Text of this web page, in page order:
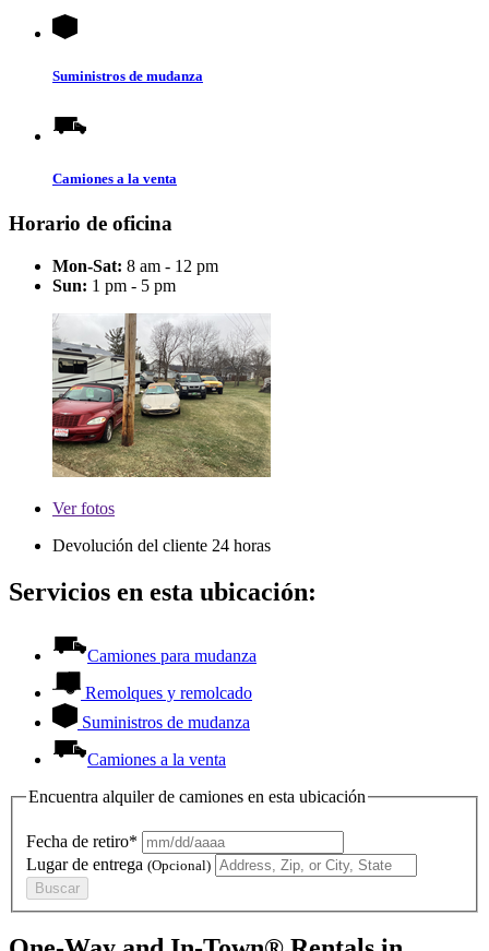
Suministros de mudanza
Camiones a la venta
Horario de oficina
Mon-Sat: 8 am - 12 pm
Sun: 1 pm - 5 pm
Verfotos
Devolución del cliente 24 horas
Servicios en esta ubicación:
Camiones para mudanza
Remolques y remolcado
Suministros de mudanza
Camiones a la venta
Encuentra alquiler de camiones en esta ubicación
Fecha de retiro*
Lugar de entrega (Opcional)
Buscar